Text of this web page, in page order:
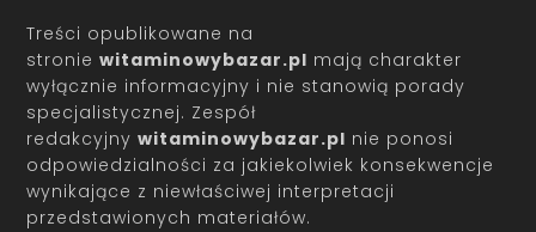
Treści opublikowane na
stroniewitaminowybazar.pl mają charakter
wyłącznie informacyjny i nie stanowią porady
specjalistycznej. Zespół
redakcyjnywitaminowybazar.pl nie ponosi
odpowiedzialności za jakiekolwiek konsekwencje
wynikające z niewłaściwej interpretacji
przedstawionych materiałów.